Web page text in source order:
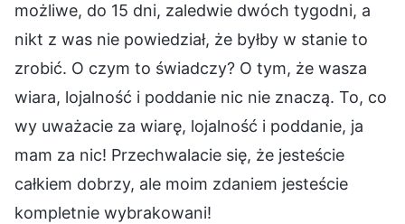
możliwe, do 15 dni, zaledwie dwóch tygodni, a
nikt z was nie powiedział, że byłby w stanie to
zrobić. O czym to świadczy? O tym, że wasza
wiara, lojalność i poddanie nic nie znaczą. To, co
wy uważacie za wiarę, lojalność i poddanie, ja
mam za nic! Przechwalacie się, że jesteście
całkiem dobrzy, ale moim zdaniem jesteście
kompletnie wybrakowani!